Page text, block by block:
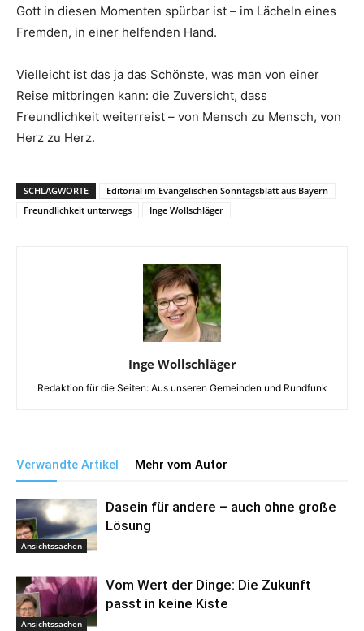
Gott in diesen Momenten spürbar ist – im Lächeln eines
Fremden, in einer helfenden Hand.
Vielleicht ist das ja das Schönste, was man von einer
Reise mitbringen kann: die Zuversicht, dass
Freundlichkeit weiterreist – von Mensch zu Mensch, von
Herz zu Herz.
SCHLAGWORTE
Editorial im Evangelischen Sonntagsblatt aus Bayern
Freundlichkeit unterwegs
Inge Wollschläger
Inge Wollschläger
Redaktion für die Seiten: Aus unseren Gemeinden und Rundfunk
Verwandte Artikel Mehr vom Autor
Ansichtssachen
Dasein für andere – auch ohne große
Lösung
Ansichtssachen
Vom Wert der Dinge: Die Zukunft
passt in keine Kiste